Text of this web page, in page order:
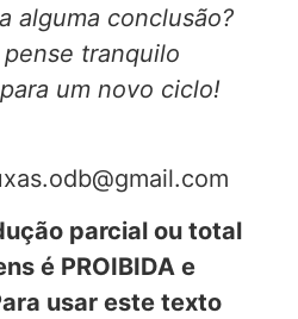
alguma conclusão?
tranquilo
um novo ciclo!
parcial ou total
é PROIBIDA e
usar este texto